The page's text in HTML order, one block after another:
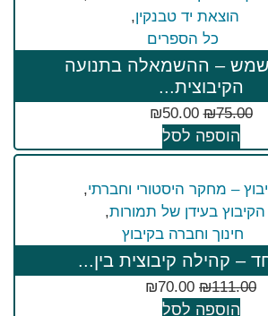
הוצאת יד טבנקין,
כל הספרים
– ההשמאלה בתנועה
הקיבוצית...
₪75.00
₪50.00
הוספה לסל
– מחקר היסטורי וחברתי,
הקיבוץ בעידן של תמורות,
חינוך וחברה בקיבוץ
– קהילה קיבוצית בין...
₪111.00
₪70.00
הוספה לסל